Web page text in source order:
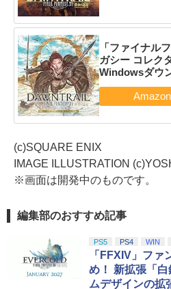
「ファイナル
ガシー コレク
Windowsダウ
(c)SQUARE ENIX
IMAGE ILLUSTRATION
※画面は開発中のものです。
編集部のおすすめ記事
PS5 PS4 WIN
「FFXIV」ファ
め！ 新拡張「
ムデザインの拡